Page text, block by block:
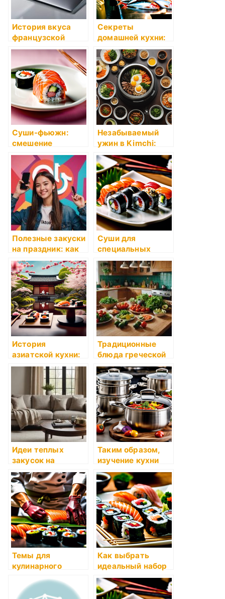
История вкуса
французской
кухни
Секреты
домашней кухни:
что учесть
Суши-фьюжн:
смешение
восточной и
западной кухни
Незабываемый
ужин в Kimchi:
лучшие блюда
корейской кухни
Полезные закуски
на праздник: как
сделать
Суши для
специальных
праздников и
торжеств:
эксклюзивные
рецепты японской
кухни
История
азиатской кухни:
влияние на
развитие суши
Традиционные
блюда греческой
кухни
Идеи теплых
закусок на
праздник
Таким образом,
изучение кухни
как искусство
Темы для
кулинарного
сделать праздник
Как выбрать
идеальный набор
ножей для кухни